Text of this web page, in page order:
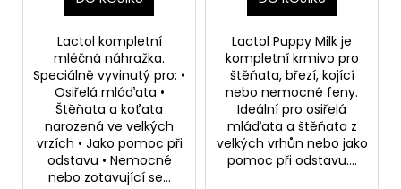
Lactol kompletní
mléčná náhražka.
Speciálně vyvinutý pro: •
Osiřelá mláďata •
Štěňata a koťata
narozená ve velkých
vrzích • Jako pomoc při
odstavu • Nemocné
nebo zotavující se...
Lactol Puppy Milk je
kompletní krmivo pro
štěňata, březí, kojící
nebo nemocné feny.
Ideální pro osiřelá
mláďata a štěňata z
velkých vrhůn nebo jako
pomoc při odstavu....